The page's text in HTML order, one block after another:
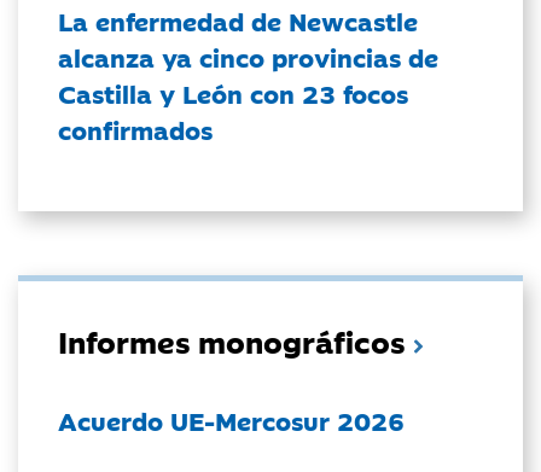
La enfermedad de Newcastle
alcanza ya cinco provincias de
Castilla y León con 23 focos
confirmados
Informes monográficos
Acuerdo UE-Mercosur 2026